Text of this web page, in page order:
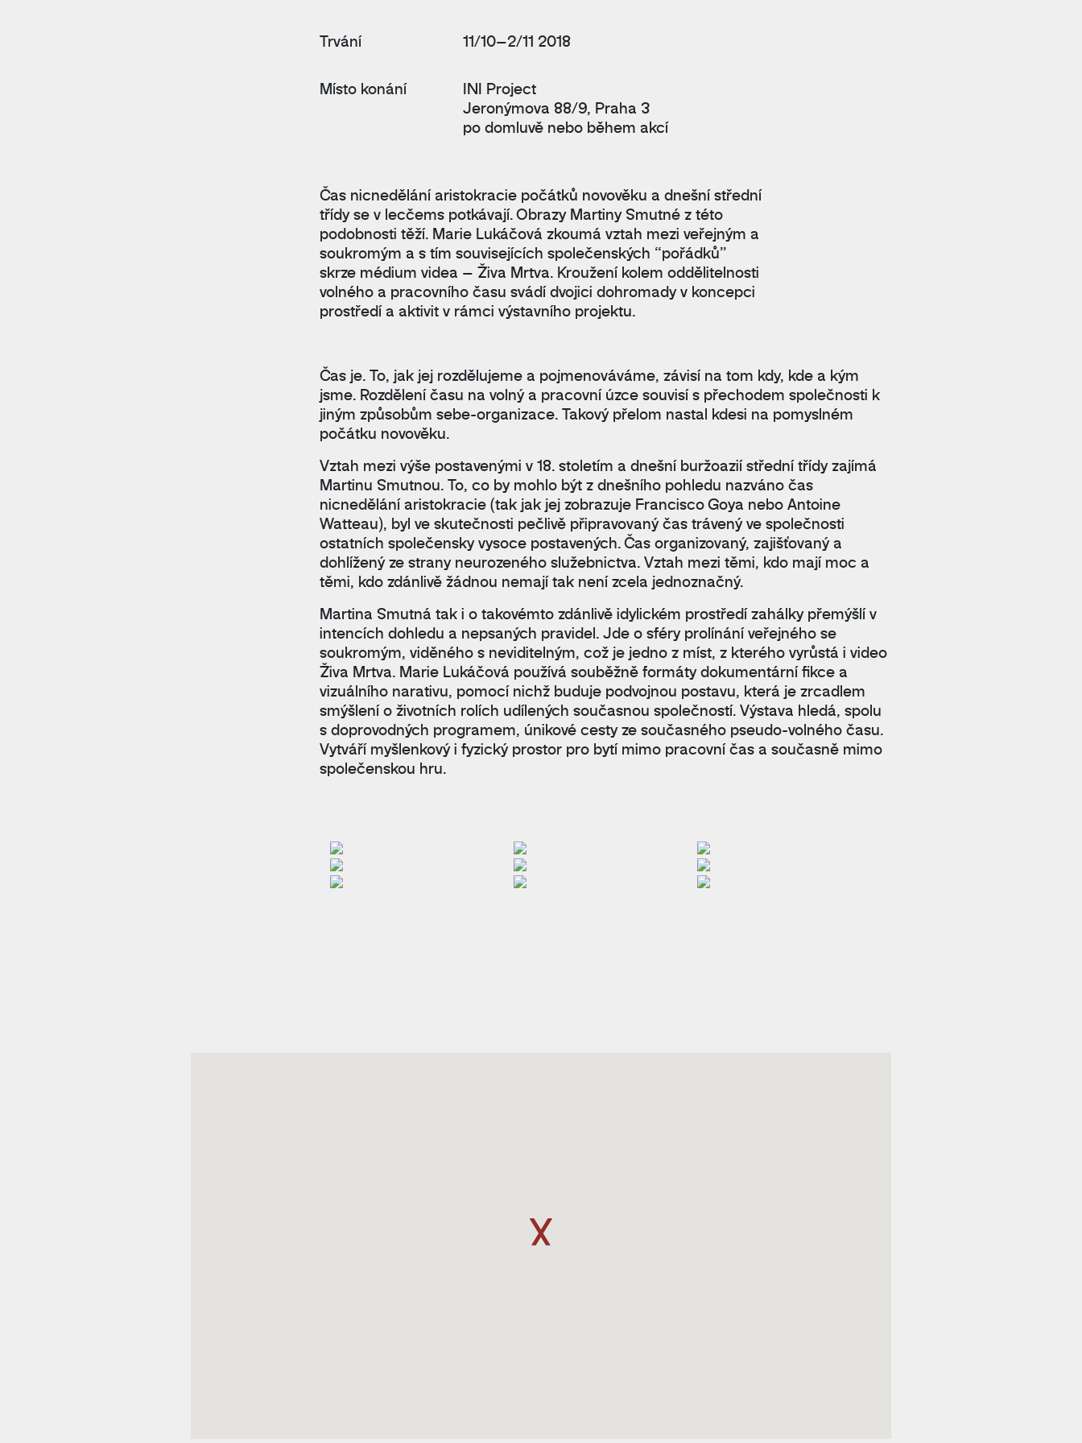
Trvání 11/10–2/11 2018
Místo konání
INI Project
Jeronýmova 88/9, Praha 3
po domluvě nebo během akcí
Čas nicnedělání aristokracie počátků novověku a dnešní střední
třídy se v lecčems potkávají. Obrazy Martiny Smutné z této
podobnosti těží. Marie Lukáčová zkoumá vztah mezi veřejným a
soukromým a s tím souvisejících společenských “pořádků”
skrze médium videa – Živa Mrtva. Kroužení kolem oddělitelnosti
volného a pracovního času svádí dvojici dohromady v koncepci
prostředí a aktivit v rámci výstavního projektu.
Čas je. To, jak jej rozdělujeme a pojmenováváme, závisí na tom kdy, kde a kým
jsme. Rozdělení času na volný a pracovní úzce souvisí s přechodem společnosti k
jiným způsobům sebe-organizace. Takový přelom nastal kdesi na pomyslném
počátku novověku.
Vztah mezi výše postavenými v 18. stoletím a dnešní buržoazií střední třídy zajímá
Martinu Smutnou. To, co by mohlo být z dnešního pohledu nazváno čas
nicnedělání aristokracie (tak jak jej zobrazuje Francisco Goya nebo Antoine
Watteau), byl ve skutečnosti pečlivě připravovaný čas trávený ve společnosti
ostatních společensky vysoce postavených. Čas organizovaný, zajišťovaný a
dohlížený ze strany neurozeného služebnictva. Vztah mezi těmi, kdo mají moc a
těmi, kdo zdánlivě žádnou nemají tak není zcela jednoznačný.
Martina Smutná tak i o takovémto zdánlivě idylickém prostředí zahálky přemýšlí v
intencích dohledu a nepsaných pravidel. Jde o sféry prolínání veřejného se
soukromým, viděného s neviditelným, což je jedno z míst, z kterého vyrůstá i video
Živa Mrtva. Marie Lukáčová používá souběžně formáty dokumentární fikce a
vizuálního narativu, pomocí nichž buduje podvojnou postavu, která je zrcadlem
smýšlení o životních rolích udílených současnou společností. Výstava hledá, spolu
s doprovodných programem, únikové cesty ze současného pseudo-volného času.
Vytváří myšlenkový i fyzický prostor pro bytí mimo pracovní čas a současně mimo
společenskou hru.